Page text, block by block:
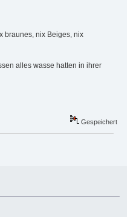
braunes, nix Beiges, nix
alles wasse hatten in ihrer
Gespeichert